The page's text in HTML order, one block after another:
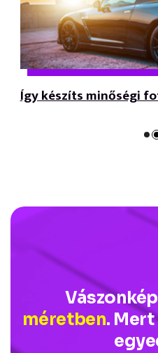
Így készíts minőségi
Vászonkép
méretben.